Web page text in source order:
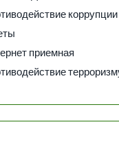
коррупции
приемная